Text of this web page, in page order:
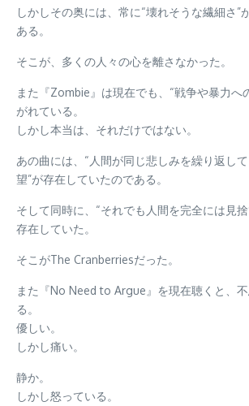
しかしその奥には、常に“壊れそうな繊細さ”
ある。
そこが、多くの人々の心を離さなかった。
また『Zombie』は現在でも、“戦争や暴力へ
がれている。
しかし本当は、それだけではない。
あの曲には、“人間が同じ悲しみを繰り返し
望”が存在していたのである。
そして同時に、“それでも人間を完全には見
存在していた。
そこがThe Cranberriesだった。
また『No Need to Argue』を現在聴くと、
る。
優しい。
しかし痛い。
静か。
しかし怒っている。